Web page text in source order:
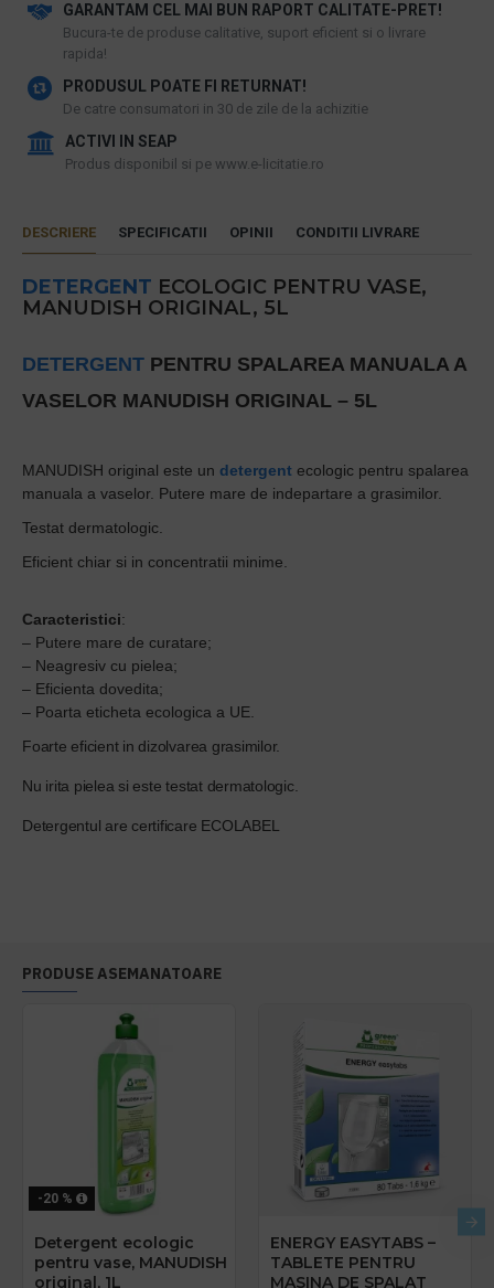
GARANTAM CEL MAI BUN RAPORT CALITATE-PRET!
​Bucura-te de produse calitative, suport eficient si o livrare
rapida!
PRODUSUL POATE FI RETURNAT!
De catre consumatori in 30 de zile de la achizitie
ACTIVI IN SEAP
Produs disponibil si pe www.e-licitatie.ro
DESCRIERE SPECIFICATII OPINII CONDITII LIVRARE
DETERGENT ECOLOGIC PENTRU VASE,
MANUDISH ORIGINAL, 5L
DETERGENT PENTRU SPALAREA MANUALA A
VASELOR MANUDISH ORIGINAL – 5L
MANUDISH original este un detergent ecologic pentru spalarea
manuala a vaselor. Putere mare de indepartare a grasimilor.
Testat dermatologic.
Eficient chiar si in concentratii minime.
Caracteristici:
– Putere mare de curatare;
– Neagresiv cu pielea;
– Eficienta dovedita;
– Poarta eticheta ecologica a UE.
Foarte eficient in dizolvarea grasimilor.
Nu irita pielea si este testat dermatologic.
Detergentul are certificare ECOLABEL
PRODUSE ASEMANATOARE
-20 %
Detergent ecologic
pentru vase, MANUDISH
original, 1L
ENERGY EASYTABS –
TABLETE PENTRU
MASINA DE SPALAT